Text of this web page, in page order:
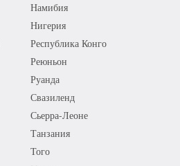
Намибия
Нигерия
Республика Конго
Реюньон
Руанда
Свазиленд
Сьерра-Леоне
Танзания
Того